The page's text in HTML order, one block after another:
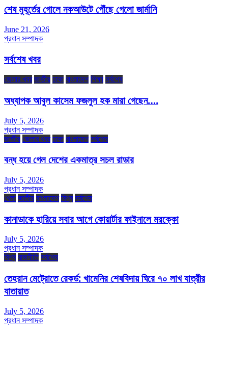
শেষ মুহূর্তের গোলে নকআউটে পৌঁছে গেলো জার্মানি
June 21, 2026
প্রধান সম্পাদক
সর্বশেষ খবর
জেলার খবর জাতীয় ঢাকা বাংলাদেশ শিক্ষা সর্বশেষ
অধ্যাপক আবুল কাসেম ফজলুল হক মারা গেছেন….
July 5, 2026
প্রধান সম্পাদক
জাতীয় জেলার খবর ঢাকা বাংলাদেশ সর্বশেষ
বন্ধ হয়ে গেল দেশের একমাত্র সচল রাডার
July 5, 2026
প্রধান সম্পাদক
খেলা জাতীয় বাংলাদেশ বিশ্ব সর্বশেষ
কানাডাকে হারিয়ে সবার আগে কোয়ার্টার ফাইনালে মরক্কো
July 5, 2026
প্রধান সম্পাদক
বিশ্ব রাজনীতি সর্বশেষ
তেহরান মেট্রোতে রেকর্ড: খামেনির শেষবিদায় ঘিরে ৭০ লাখ যাত্রীর
যাতায়াত
July 5, 2026
প্রধান সম্পাদক